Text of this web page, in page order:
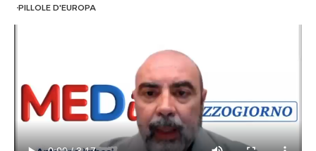
PILLOLE D'EUROPA